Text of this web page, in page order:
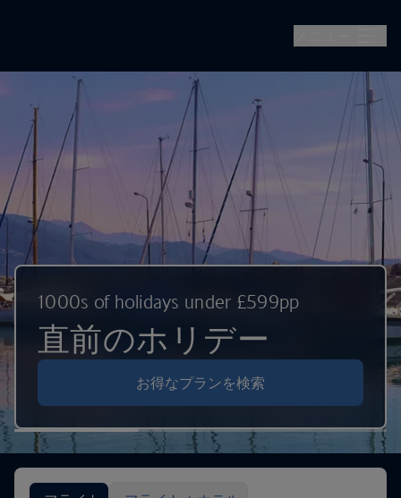
1000s of holidays under £599pp
直前のホリデー
お得なプランを検索
「フライトを検索」オプション